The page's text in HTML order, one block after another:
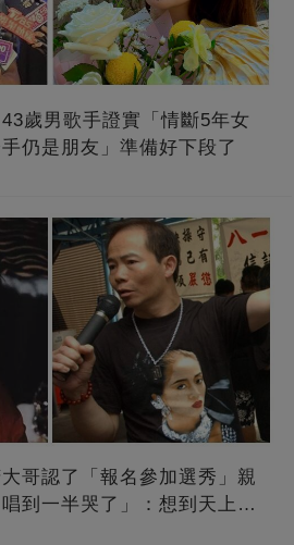
歲男歌手證實「情斷5年女
仍是朋友」準備好下段了
哥認了「報名參加選秀」親
到一半哭了」：想到天上的